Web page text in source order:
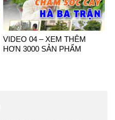
VIDEO 04 – XEM THÊM
HƠN 3000 SẢN PHẨM